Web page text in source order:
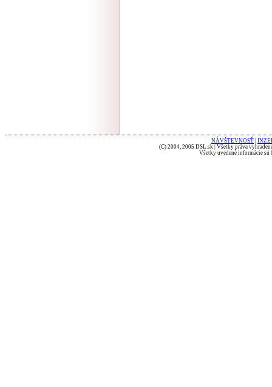
NÁVŠTEVNOSŤ
(C) 2004, 2005 DSL.sk | Všetky práva
Všetky uvedené informácie sú